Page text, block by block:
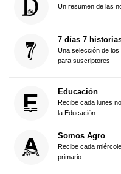
Un resumen de las
7 días 7
Una selección de
para suscriptores
Educación
Recibe cada lunes
la Educación
Somos Agro
Recibe cada
primario